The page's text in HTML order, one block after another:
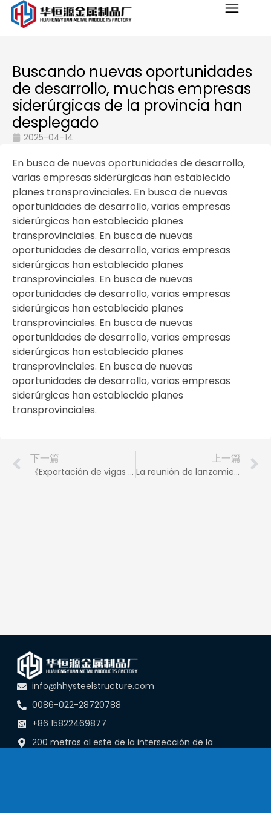
Buscando nuevas oportunidades
de desarrollo, muchas empresas
siderúrgicas de la provincia han
desplegado
2025-04-14
En busca de nuevas oportunidades de desarrollo,
varias empresas siderúrgicas han establecido
planes transprovinciales. En busca de nuevas
oportunidades de desarrollo, varias empresas
siderúrgicas han establecido planes
transprovinciales. En busca de nuevas
oportunidades de desarrollo, varias empresas
siderúrgicas han establecido planes
transprovinciales. En busca de nuevas
oportunidades de desarrollo, varias empresas
siderúrgicas han establecido planes
transprovinciales. En busca de nuevas
oportunidades de desarrollo, varias empresas
siderúrgicas han establecido planes
transprovinciales. En busca de nuevas
oportunidades de desarrollo, varias empresas
siderúrgicas han establecido planes
transprovinciales.
下一篇
《Exportación de vigas H laminadas en caliente según norma europea: un paso clave en la apertura del mercado europeo》
上一篇
La reunión de lanzamiento de la Alianza de Asistencia Mutua para la Producción de Seguridad de las Empresas de Hierro y Acero de Jiangsu se celebró en Nanjing Iron and Steel.
info@hhysteelstructure.com
0086-022-28720788
+86 15822469877
200 metros al este de la intersección de la